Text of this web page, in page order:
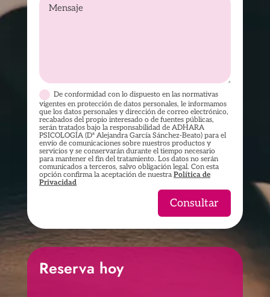
De conformidad con lo dispuesto en las normativas
vigentes en protección de datos personales, le informamos
que los datos personales y dirección de correo electrónico,
recabados del propio interesado o de fuentes públicas,
serán tratados bajo la responsabilidad de ADHARA
PSICOLOGÍA (Dª Alejandra García Sánchez-Beato) para el
envío de comunicaciones sobre nuestros productos y
servicios y se conservarán durante el tiempo necesario
para mantener el fin del tratamiento. Los datos no serán
comunicados a terceros, salvo obligación legal. Con esta
opción confirma la aceptación de nuestraPolítica de
Privacidad
Consultar
Reserva hoy